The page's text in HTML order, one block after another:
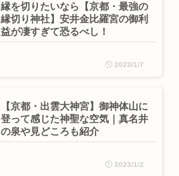
縁を切りたいなら【京都・最強の
縁切り神社】安井金比羅宮の御利
益が凄すぎて恐るべし！
2023/1/7
【京都・出雲大神宮】御神体山に
登って感じた神聖な空気｜真名井
の泉や見どころも紹介
2023/1/2